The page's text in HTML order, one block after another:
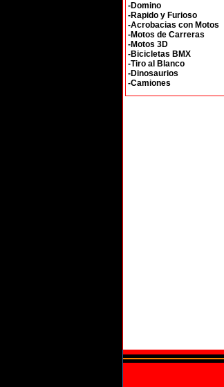
-Domino
-Rapido y Furioso
-Acrobacias con Motos
-Motos de Carreras
-Motos 3D
-Bicicletas BMX
-Tiro al Blanco
-Dinosaurios
-Camiones